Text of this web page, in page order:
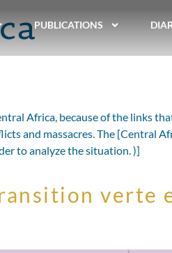
PUBLICATIONS
Africa, because of the links
and massacres. The [Central
to analyze the situation. )]
verte